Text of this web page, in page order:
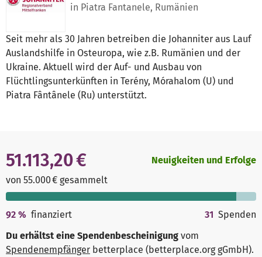
in Piatra Fantanele, Rumänien
Seit mehr als 30 Jahren betreiben die Johanniter aus Lauf
Auslandshilfe in Osteuropa, wie z.B. Rumänien und der
Ukraine. Aktuell wird der Auf- und Ausbau von
Flüchtlingsunterkünften in Terény, Mórahalom (U) und
Piatra Fântânele (Ru) unterstützt.
51.113,20 €
von 55.000 € gesammelt
Neuigkeiten und Erfolge
92 % finanziert 31 Spenden
Du erhältst eine Spendenbescheinigung vom
Spendenempfänger betterplace (betterplace.org gGmbH).